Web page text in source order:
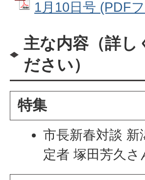
1月10日号 (PDF
主な内容（詳し
ださい）
特集
市長新春対談 新
定者 塚田芳久さ